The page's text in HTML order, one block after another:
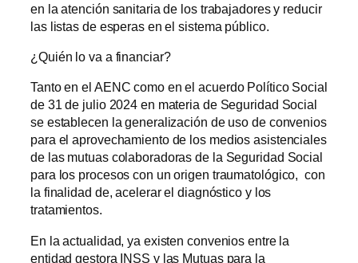
en la atención sanitaria de los trabajadores y reducir
las listas de esperas en el sistema público.
¿Quién lo va a financiar?
Tanto en el AENC como en el acuerdo Político Social
de 31 de julio 2024 en materia de Seguridad Social
se establecen la generalización de uso de convenios
para el aprovechamiento de los medios asistenciales
de las mutuas colaboradoras de la Seguridad Social
para los procesos con un origen traumatológico, con
la finalidad de, acelerar el diagnóstico y los
tratamientos.
En la actualidad, ya existen convenios entre la
entidad gestora INSS y las Mutuas para la